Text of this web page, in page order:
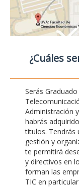
¿Cuáles
Serás
Administración
habrás
títulos. Tendrás
gestión y
te permitirá
y directivos en
forman las
TIC en particular.